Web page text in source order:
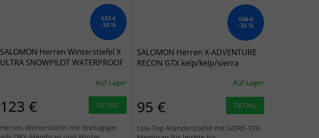
177 €
–30 %
SALOMON Herren Winterstiefel X
ULTRA SNOWPILOT WATERPROOF
Auf Lager
123 € DETAIL
Herren-Winterstiefel mit dreilagiger
136 €
–30 %
SALOMON Herren X-ADVENTURE
RECON GTX kelp/kelp/sierra
Auf Lager
95 € DETAIL
Low-Top-Wanderstiefel mit GORE-TEX-